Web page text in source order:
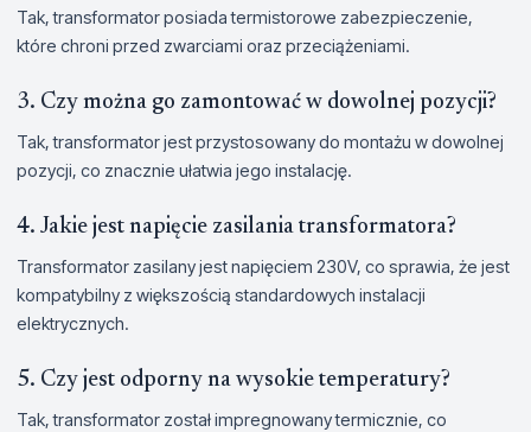
Tak, transformator posiada termistorowe zabezpieczenie,
które chroni przed zwarciami oraz przeciążeniami.
3. Czy można go zamontować w dowolnej pozycji?
Tak, transformator jest przystosowany do montażu w dowolnej
pozycji, co znacznie ułatwia jego instalację.
4. Jakie jest napięcie zasilania transformatora?
Transformator zasilany jest napięciem 230V, co sprawia, że jest
kompatybilny z większością standardowych instalacji
elektrycznych.
5. Czy jest odporny na wysokie temperatury?
Tak, transformator został impregnowany termicznie, co